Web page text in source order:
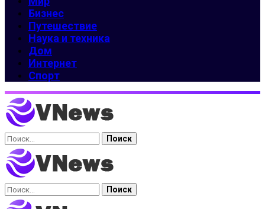
Бизнес
Путешествие
Наука и техника
Дом
Интернет
Спорт
Найти:
Найти: